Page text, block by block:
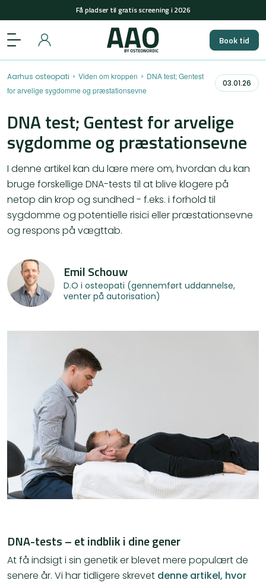
Få pladser til gratis screening i 2026
+45 29848558(man-tors: 08-15 & fre: 08-12)
Få pladser til gratis screening i 2026
Book tid
Aarhus osteopati › Viden om kroppen › DNA test; Gentest
for arvelige sygdomme og præstationsevne
03.01.26
DNA test; Gentest for arvelige
sygdomme og præstationsevne
I denne artikel kan du lære mere om, hvordan du kan
bruge forskellige DNA-tests til at blive klogere på
netop din krop og sundhed - f.eks. i forhold til
sygdomme og potentielle risici eller præstationsevne
og respons på vægttab.
Emil Schouw
D.O i osteopati (gennemført uddannelse,
venter på autorisation)
DNA-tests – et indblik i dine gener
At få indsigt i sin genetik er blevet mere populært de
senere år. Vi har tidligere skrevet denne artikel, hvor